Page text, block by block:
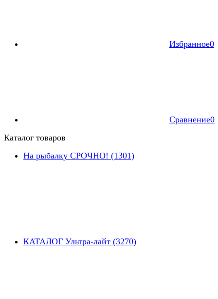
Избранное0
Сравнение0
Каталог товаров
На рыбалку СРОЧНО! (1301)
КАТАЛОГ Ультра-лайт (3270)